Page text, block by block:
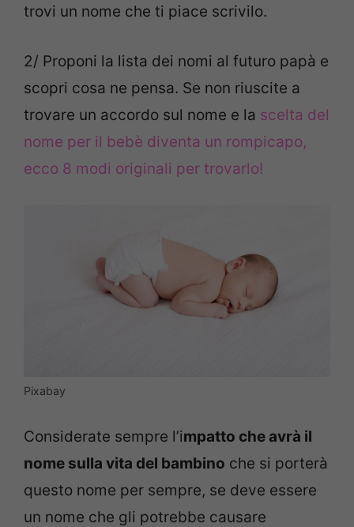
trovi un nome che ti piace scrivilo.
2/ Proponi la lista dei nomi al futuro papà e
scopri cosa ne pensa. Se non riuscite a
trovare un accordo sul nome e la scelta del
nome per il bebè diventa un rompicapo,
ecco 8 modi originali per trovarlo!
Pixabay
Considerate sempre l’impatto che avrà il
nome sulla vita del bambino che si porterà
questo nome per sempre, se deve essere
un nome che gli potrebbe causare